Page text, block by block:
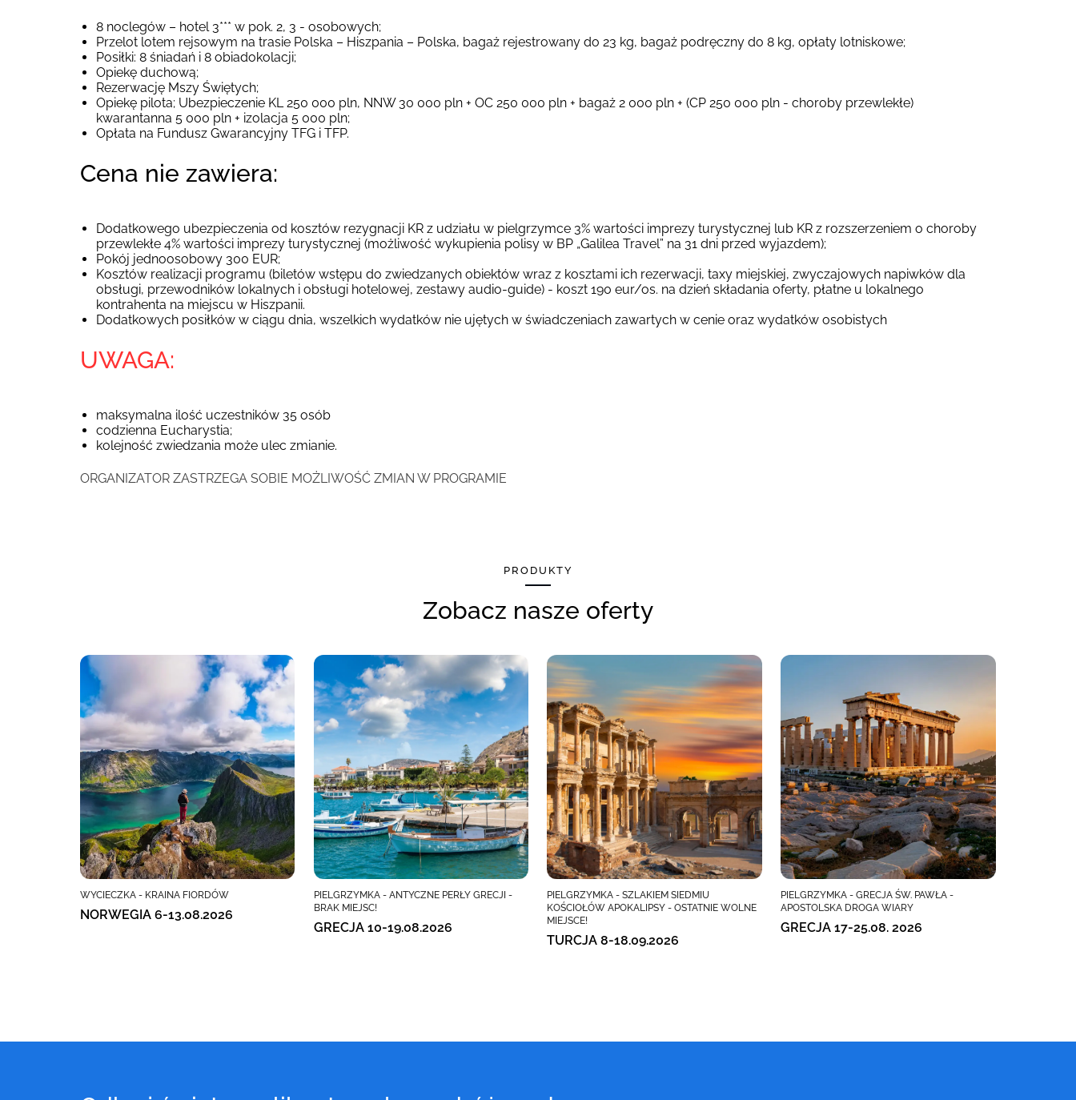
8 noclegów – hotel 3*** w pok. 2, 3 - osobowych;
Przelot lotem rejsowym na trasie Polska – Hiszpania – Polska, bagaż rejestrowany do 23 kg, bagaż podręczny do 8 kg, opłaty lotniskowe;
Posiłki: 8 śniadań i 8 obiadokolacji;
Opiekę duchową;
Rezerwację Mszy Świętych;
Opiekę pilota; Ubezpieczenie KL 250 000 pln, NNW 30 000 pln + OC 250 000 pln + bagaż 2 000 pln + (CP 250 000 pln - choroby przewlekłe)
kwarantanna 5 000 pln + izolacja 5 000 pln;
Opłata na Fundusz Gwarancyjny TFG i TFP.
Cena nie zawiera:
Dodatkowego ubezpieczenia od kosztów rezygnacji KR z udziału w pielgrzymce 3% wartości imprezy turystycznej lub KR z rozszerzeniem o choroby
przewlekłe 4% wartości imprezy turystycznej (możliwość wykupienia polisy w BP „Galilea Travel” na 31 dni przed wyjazdem);
Pokój jednoosobowy 300 EUR;
Kosztów realizacji programu (biletów wstępu do zwiedzanych obiektów wraz z kosztami ich rezerwacji, taxy miejskiej, zwyczajowych napiwków dla
obsługi, przewodników lokalnych i obsługi hotelowej, zestawy audio-guide) - koszt 190 eur/os. na dzień składania oferty, płatne u lokalnego
kontrahenta na miejscu w Hiszpanii.
Dodatkowych posiłków w ciągu dnia, wszelkich wydatków nie ujętych w świadczeniach zawartych w cenie oraz wydatków osobistych
UWAGA:
maksymalna ilość uczestników 35 osób
codzienna Eucharystia;
kolejność zwiedzania może ulec zmianie.
ORGANIZATOR ZASTRZEGA SOBIE MOŻLIWOŚĆ ZMIAN W PROGRAMIE
PRODUKTY
Zobacz nasze oferty
WYCIECZKA - KRAINA FIORDÓW
NORWEGIA 6-13.08.2026
PIELGRZYMKA - ANTYCZNE PERŁY GRECJI -
BRAK MIEJSC!
GRECJA 10-19.08.2026
PIELGRZYMKA - SZLAKIEM SIEDMIU
KOŚCIOŁÓW APOKALIPSY - OSTATNIE WOLNE
MIEJSCE!
TURCJA 8-18.09.2026
PIELGRZYMKA - GRECJA ŚW. PAWŁA -
APOSTOLSKA DROGA WIARY
GRECJA 17-25.08. 2026